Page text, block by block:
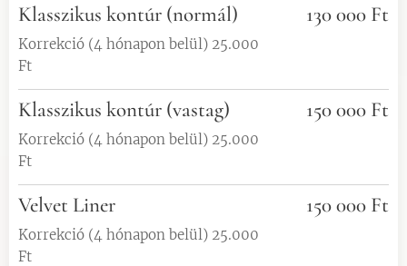
Klasszikus kontúr (normál)
Korrekció (4 hónapon belül) 25.000
Ft
130 000 Ft
Klasszikus kontúr (vastag)
Korrekció (4 hónapon belül) 25.000
Ft
150 000 Ft
Velvet Liner
Korrekció (4 hónapon belül) 25.000
Ft
150 000 Ft